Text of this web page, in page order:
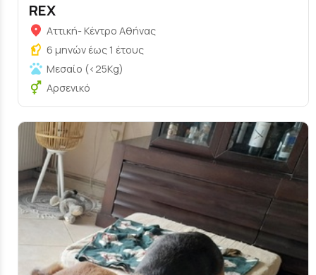
REX
Αττική- Κέντρο Αθήνας
6 μηνών έως 1 έτους
Μεσαίο (<25Kg)
Αρσενικό